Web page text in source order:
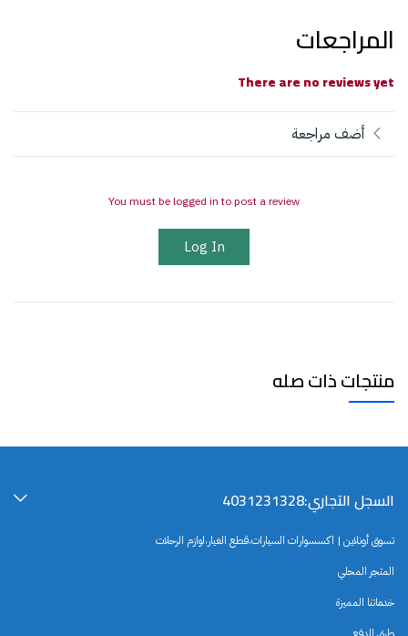
المراجعات
There are no reviews yet
أضف مراجعة
You must be logged in to post a review
Log In
منتجات ذات صله
السجل التجاري:4031231328
تسوق أونلاين | اكسسوارات السيارات،قطع الغيار،لوازم الرحلات
المتجر المحلي
خدماتنا المميزة